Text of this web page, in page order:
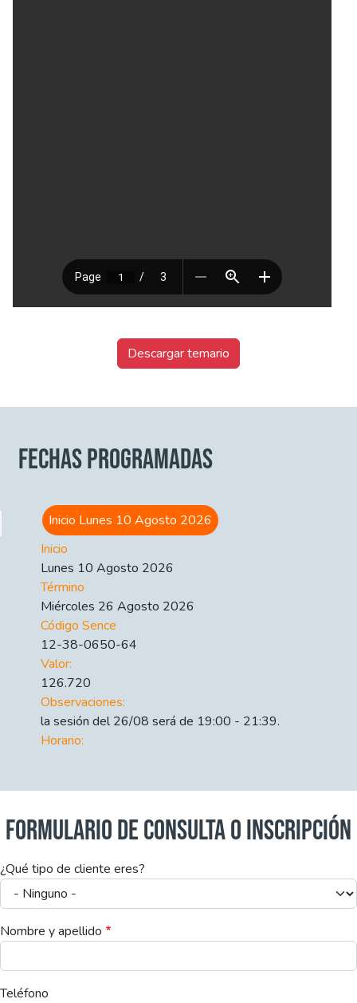
Descargar temario
FECHAS PROGRAMADAS
Inicio Lunes 10 Agosto 2026
Inicio
Lunes 10 Agosto 2026
Término
Miércoles 26 Agosto 2026
Código Sence
12-38-0650-64
Valor:
126.720
Observaciones:
la sesión del 26/08 será de 19:00 - 21:39.
Horario:
FORMULARIO DE CONSULTA O INSCRIPCIÓN
¿Qué tipo de cliente eres?
Nombre y apellido
Teléfono